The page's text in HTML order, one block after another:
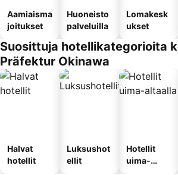
Aamiaisma
joitukset
Huoneisto
palveluilla
Lomakesk
ukset
Suosittuja hotellikategorioita
Präfektur Okinawa
Halvat
hotellit
Luksushot
ellit
Hotellit
uima-